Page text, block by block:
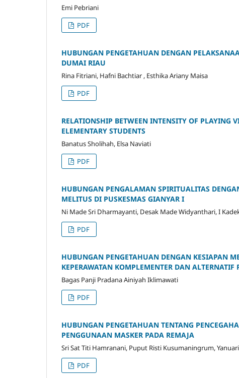
Emi Pebriani
PDF
HUBUNGAN PENGETAHUAN DENGAN
DUMAI RIAU
Rina Fitriani, Hafni Bachtiar , Esthika Ariany Maisa
PDF
RELATIONSHIP BETWEEN INTENSITY OF PLAYING
ELEMENTARY STUDENTS
Banatus Sholihah, Elsa Naviati
PDF
HUBUNGAN PENGALAMAN SPIRITUALITAS
MELITUS DI PUSKESMAS GIANYAR I
Ni Made Sri Dharmayanti, Desak Made Widyanthari, I
PDF
HUBUNGAN PENGETAHUAN DENGAN KESIAPAN
KEPERAWATAN KOMPLEMENTER DAN ALTERNATIF
Bagas Panji Pradana Ainiyah Iklimawati
PDF
HUBUNGAN PENGETAHUAN TENTANG
PENGGUNAAN MASKER PADA REMAJA
Sri Sat Titi Hamranani, Puput Risti Kusumaningrum,
PDF